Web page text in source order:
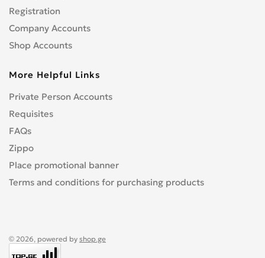
Registration
Company Accounts
Shop Accounts
More Helpful Links
Private Person Accounts
Requisites
FAQs
Zippo
Place promotional banner
Terms and conditions for purchasing products
© 2026, powered by shop.ge